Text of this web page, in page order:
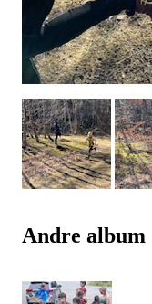
Andre album